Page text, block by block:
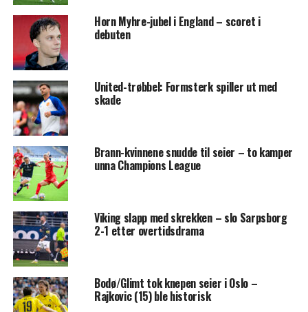
Horn Myhre-jubel i England – scoret i
debuten
United-trøbbel: Formsterk spiller ut med
skade
Brann-kvinnene snudde til seier – to kamper
unna Champions League
Viking slapp med skrekken – slo Sarpsborg
2-1 etter overtidsdrama
Bodø/Glimt tok knepen seier i Oslo –
Rajkovic (15) ble historisk